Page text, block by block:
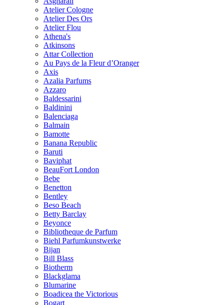
Atelier Cologne
Atelier Des Ors
Atelier Flou
Athena's
Atkinsons
Attar Collection
Au Pays de la Fleur d’Oranger
Axis
Azalia Parfums
Azzaro
Baldessarini
Baldinini
Balenciaga
Balmain
Bamotte
Banana Republic
Baruti
Baviphat
BeauFort London
Bebe
Benetton
Bentley
Beso Beach
Betty Barclay
Beyonce
Bibliotheque de Parfum
Biehl Parfumkunstwerke
Bijan
Bill Blass
Biotherm
Blackglama
Blumarine
Boadicea the Victorious
Bogart